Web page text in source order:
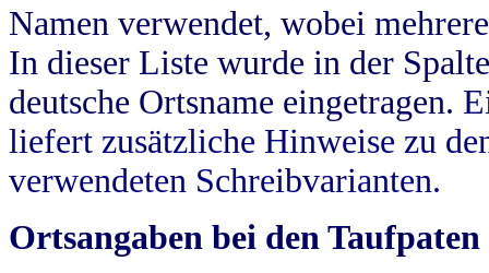
Namen verwendet, wobei
In dieser Liste wurde in der
deutsche Ortsname eingetragen.
liefert zusätzliche Hinweise zu
verwendeten Schreibvarianten.
Ortsangaben bei den Taufpaten